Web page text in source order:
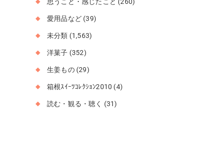
思うこと・感じたこと (260)
愛用品など (39)
未分類 (1,563)
洋菓子 (352)
生姜もの(29)
箱根ｽｲｰﾂｺﾚｸｼｮﾝ2010 (4)
読む・観る・聴く (31)